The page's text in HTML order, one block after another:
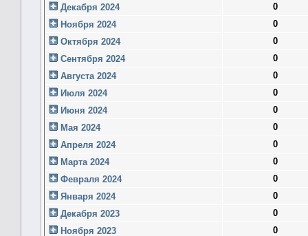
Декабря 2024
0
Ноября 2024
0
Октября 2024
0
Сентября 2024
0
Августа 2024
0
Июля 2024
0
Июня 2024
0
Мая 2024
0
Апреля 2024
0
Марта 2024
0
Февраля 2024
0
Января 2024
0
Декабря 2023
0
Ноября 2023
0